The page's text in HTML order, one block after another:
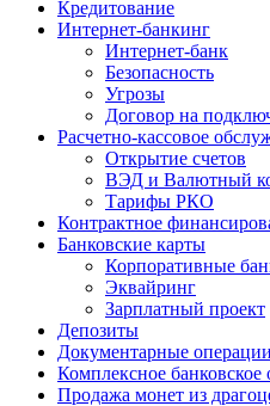
Кредитование
Интернет-банкинг
Интернет-банк
Безопасность
Угрозы
Договор на
Расчетно-кассовое
Открытие счетов
ВЭД и Валютный
Тарифы РКО
Контрактное
Банковские карты
Корпоративные
Эквайринг
Зарплатный проект
Депозиты
Документарные операции
Комплексное
Продажа монет из